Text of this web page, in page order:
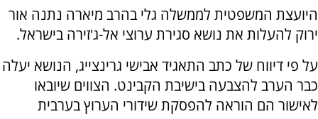
היועצת המשפטית לממשלה גלי בהרב מיארה נתנה אור
ירוק להעלות את נושא סגירת ערוצי אל-ג'זירה בישראל.
על פי דיווח של כתב התאגיד אבישי גרינצייג, הנושא יעלה
כבר הערב להצבעה בישיבת הקבינט. הצווים שיובאו
לאישור הם הוראה להפסקת שידורי הערוץ בערבית